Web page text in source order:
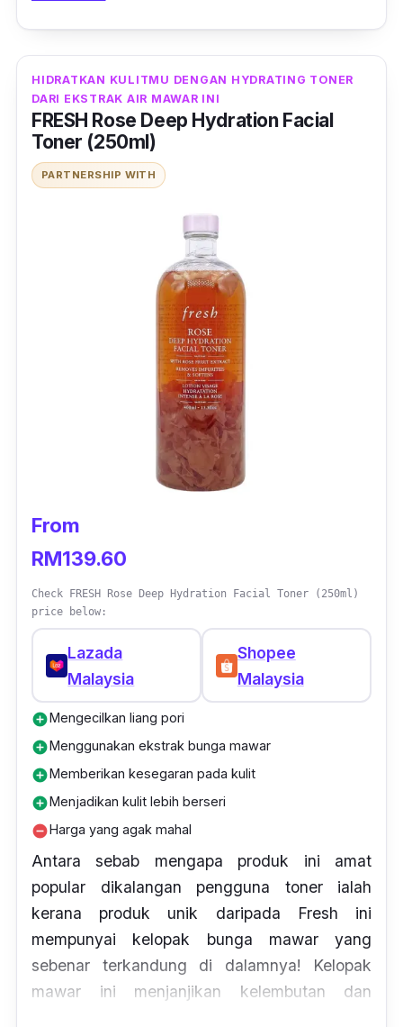
HIDRATKAN KULITMU DENGAN HYDRATING TONER
DARI EKSTRAK AIR MAWAR INI
FRESH Rose Deep Hydration Facial
Toner (250ml)
PARTNERSHIP WITH
From
RM139.60
Check FRESH Rose Deep Hydration Facial Toner (250ml)
price below:
Lazada
Malaysia
Shopee
Malaysia
add_circleMengecilkan liang pori
add_circleMenggunakan ekstrak bunga mawar
add_circleMemberikan kesegaran pada kulit
add_circleMenjadikan kulit lebih berseri
remove_circleHarga yang agak mahal
Antara sebab mengapa produk ini amat
popular dikalangan pengguna toner ialah
kerana produk unik daripada Fresh ini
mempunyai kelopak bunga mawar yang
sebenar terkandung di dalamnya! Kelopak
mawar ini menjanjikan kelembutan dan